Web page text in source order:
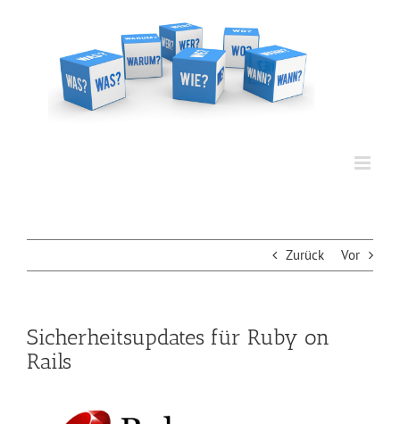
Zurück Vor
Sicherheitsupdates für Ruby on
Rails